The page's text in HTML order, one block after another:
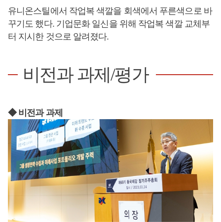
유니온스틸에서 작업복 색깔을 회색에서 푸른색으로 바
꾸기도 했다. 기업문화 일신을 위해 작업복 색깔 교체부
터 지시한 것으로 알려졌다.
비전과 과제/평가
◆ 비전과 과제